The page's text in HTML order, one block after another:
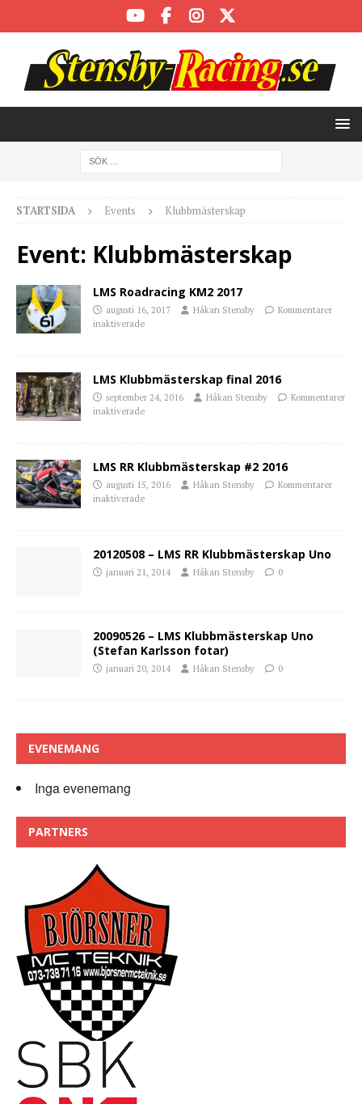
STARTSIDA Events Klubbmästerskap
Event: Klubbmästerskap
LMS Roadracing KM2 2017
augusti 16, 2017 Håkan Stensby
Kommentarer
inaktiverade
LMS Klubbmästerskap final 2016
september 24, 2016 Håkan Stensby
Kommentarer
inaktiverade
LMS RR Klubbmästerskap #2 2016
augusti 15, 2016 Håkan Stensby
Kommentarer
inaktiverade
20120508 – LMS RR Klubbmästerskap Uno
januari 21, 2014 Håkan Stensby 0
20090526 – LMS Klubbmästerskap Uno
(Stefan Karlsson fotar)
januari 20, 2014 Håkan Stensby 0
EVENEMANG
Inga evenemang
PARTNERS